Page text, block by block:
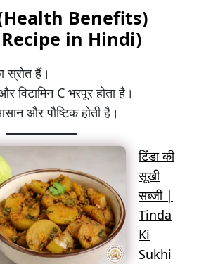
(Health Benefits)
in Hindi)
स्रोत हैं।
विटामिन C भरपूर होता है।
और पौष्टिक होती है।
टिंडा की
सूखी
सब्जी |
Tinda
Ki
Sukhi